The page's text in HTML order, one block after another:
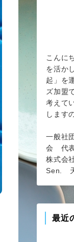
こんに
を活か
起」を
ズ加盟
考えて
します
一般社
会 代
株式会
Sen.
最近